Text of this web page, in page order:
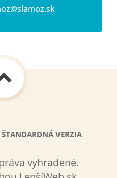
lamoz.sk
ŠTANDARDNÁ VERZIA
vyhradené.